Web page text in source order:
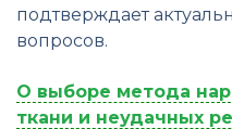
подтверждает
вопросов.
О выборе метода
ткани и неудачных